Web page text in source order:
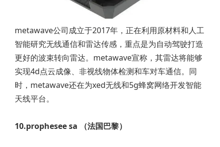
metawave公司成立于2017年，正在利用原材料和人工
智能研究无线通信和雷达传感，重点是为自动驾驶打造
更好的波束转向雷达。metawave宣称，其雷达将能够
实现4d点云成像、非视线物体检测和车对车通信。同
时，metawave还在为xed无线和5g蜂窝网络开发智能
天线平台。
10.prophesee sa （法国巴黎）